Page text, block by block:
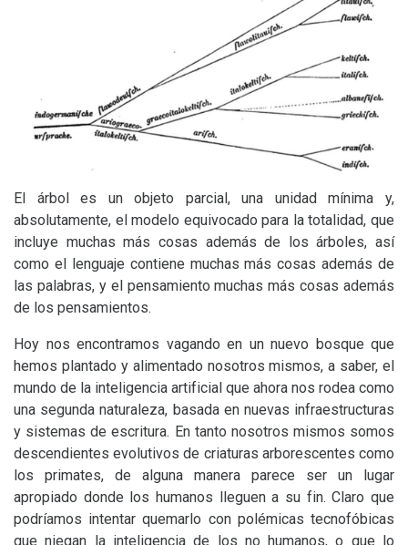
El árbol es un objeto parcial, una unidad mínima y,
absolutamente, el modelo equivocado para la totalidad, que
incluye muchas más cosas además de los árboles, así
como el lenguaje contiene muchas más cosas además de
las palabras, y el pensamiento muchas más cosas además
de los pensamientos.
Hoy nos encontramos vagando en un nuevo bosque que
hemos plantado y alimentado nosotros mismos, a saber, el
mundo de la inteligencia artificial que ahora nos rodea como
una segunda naturaleza, basada en nuevas infraestructuras
y sistemas de escritura. En tanto nosotros mismos somos
descendientes evolutivos de criaturas arborescentes como
los primates, de alguna manera parece ser un lugar
apropiado donde los humanos lleguen a su fin. Claro que
podríamos intentar quemarlo con polémicas tecnofóbicas
que niegan la inteligencia de los no humanos, o que lo